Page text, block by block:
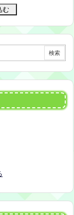
でお伝えします。
所でこじんまりと
し込みはこちら
h
む